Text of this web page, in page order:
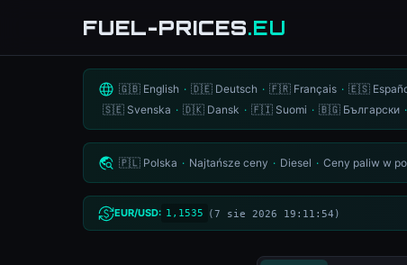
FUEL-PRICES.EU
Ceny paliw w
🇬🇧 English · 🇩🇪 Deutsch · 🇫🇷 Français · 🇪🇸
🇸🇪 Svenska · 🇩🇰 Dansk · 🇫🇮 Suomi · 🇧🇬 Български ·
🇵🇱 Polska · Najtańsze ceny · Diesel · Ceny paliw w
EUR/USD: 1,1535 (7 sie 2026 19:11:54)